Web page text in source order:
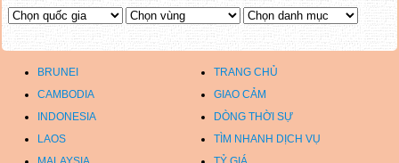
BRUNEI
TRANG CHỦ
CAMBODIA
GIAO CẢM
INDONESIA
DÒNG THỜI SỰ
LAOS
TÌM NHANH DỊCH VỤ